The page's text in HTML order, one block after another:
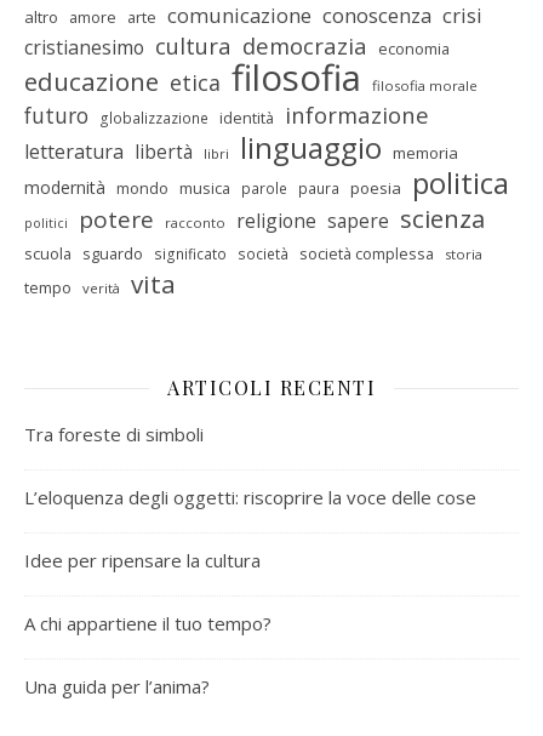
altro amore arte comunicazione conoscenza crisi
cristianesimo cultura democrazia economia
educazione etica filosofia filosofia morale
futuro globalizzazione identità informazione
letteratura libertà libri linguaggio memoria
modernità mondo musica parole paura poesia politica
politici potere racconto religione sapere scienza
scuola sguardo significato società società complessa storia
tempo verità vita
ARTICOLI RECENTI
Tra foreste di simboli
L’eloquenza degli oggetti: riscoprire la voce delle cose
Idee per ripensare la cultura
A chi appartiene il tuo tempo?
Una guida per l’anima?